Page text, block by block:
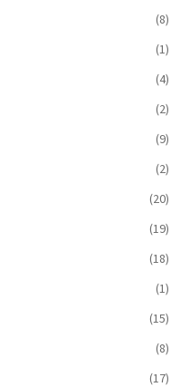
(8)
(1)
(4)
(2)
(9)
(2)
(20)
(19)
(18)
(1)
(15)
(8)
(17)